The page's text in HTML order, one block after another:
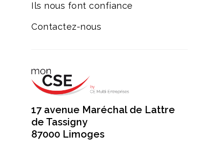
Ils nous font confiance
Contactez-nous
17 avenue Maréchal de Lattre
de Tassigny
87000 Limoges